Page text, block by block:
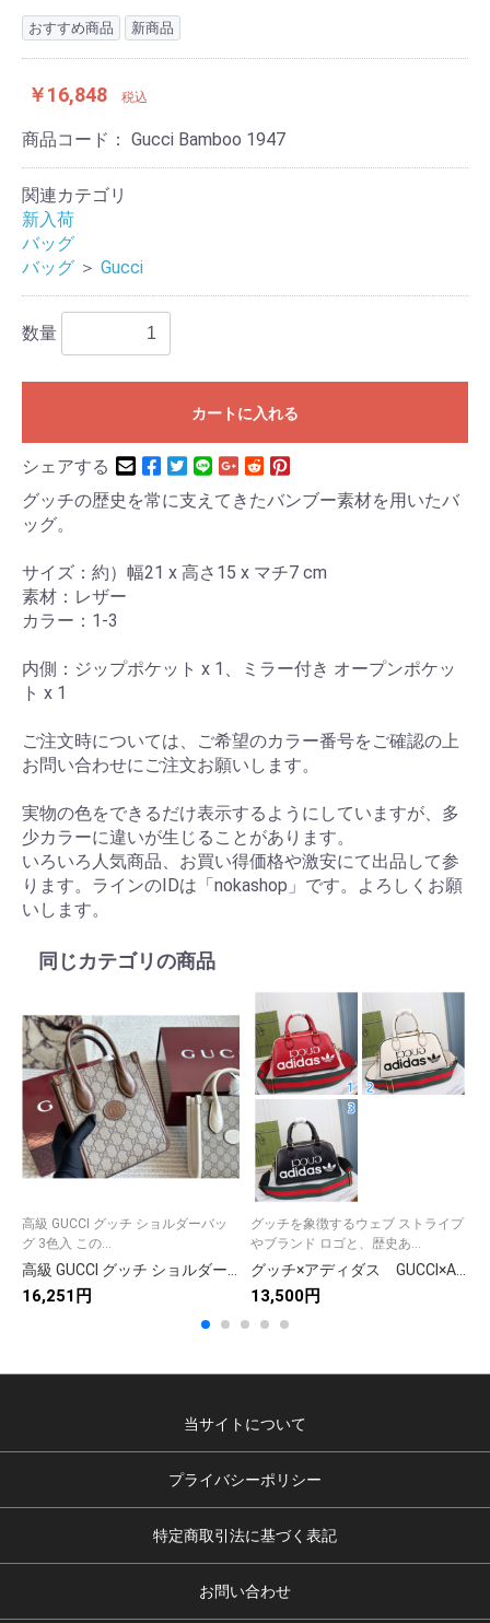
おすすめ商品 新商品
￥16,848 税込
商品コード： Gucci Bamboo 1947
関連カテゴリ
新入荷
バッグ
バッグ ＞ Gucci
数量
カートに入れる
シェアする
グッチの歴史を常に支えてきたバンブー素材を用いたバ
ッグ。
サイズ：約）幅21 x 高さ15 x マチ7 cm
素材：レザー
カラー：1-3
内側：ジップポケット x 1、ミラー付き オープンポケッ
ト x 1
ご注文時については、ご希望のカラー番号をご確認の上
お問い合わせにご注文お願いします。
実物の色をできるだけ表示するようにしていますが、多
少カラーに違いが生じることがあります。
いろいろ人気商品、お買い得価格や激安にて出品して参
ります。ラインのIDは「nokashop」です。よろしくお願
いします。
同じカテゴリの商品
高級 GUCCI グッチ ショルダーバッ
グ 3色入 この...
高級 GUCCI グッチ ショルダーバッグ 3色入 🎁
16,251円
グッチを象徴するウェブ ストライプ
やブランド ロゴと、歴史あ...
グッチ×アディダス GUCCI×ADIDAS ダッフルバッグ ミニ ハンドバッグ ショルダーバッグ レザー 3色
13,500円
当サイトについて
プライバシーポリシー
特定商取引法に基づく表記
お問い合わせ